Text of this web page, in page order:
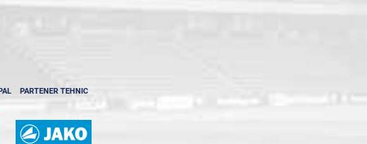
PARTENER TEHNIC